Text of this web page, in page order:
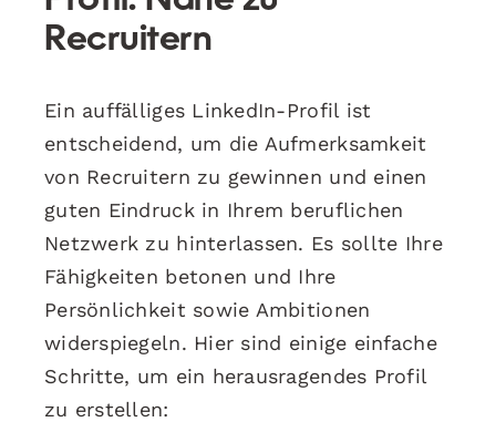
Recruitern
Ein auffälliges LinkedIn-Profil ist
entscheidend, um die Aufmerksamkeit
von Recruitern zu gewinnen und einen
guten Eindruck in Ihrem beruflichen
Netzwerk zu hinterlassen. Es sollte Ihre
Fähigkeiten betonen und Ihre
Persönlichkeit sowie Ambitionen
widerspiegeln. Hier sind einige einfache
Schritte, um ein herausragendes Profil
zu erstellen: